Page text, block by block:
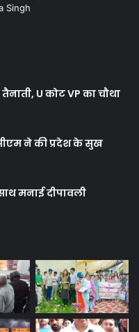
Singh
U कोट VP का चौथा
ने की प्रदेश के सुख
मनाई दीपावली